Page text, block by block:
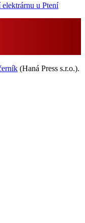
u Ptení
(Haná Press s.r.o.).